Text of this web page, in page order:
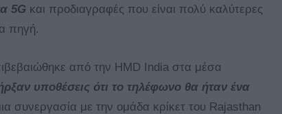
5G και προδιαγραφές που είναι πολύ καλύτερες
πηγή.
από την HMD India στα μέσα
υποθέσεις ότι το τηλέφωνο θα ήταν ένα
συνεργασία με την ομάδα κρίκετ του Rajasthan